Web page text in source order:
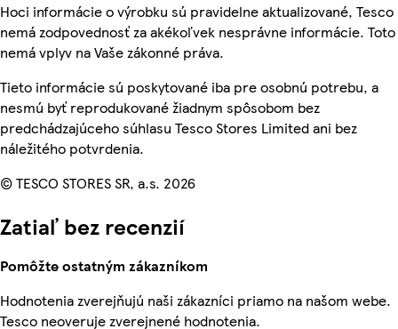
Hoci informácie o výrobku sú pravidelne aktualizované, Tesco
nemá zodpovednosť za akékoľvek nesprávne informácie. Toto
nemá vplyv na Vaše zákonné práva.
Tieto informácie sú poskytované iba pre osobnú potrebu, a
nesmú byť reprodukované žiadnym spôsobom bez
predchádzajúceho súhlasu Tesco Stores Limited ani bez
náležitého potvrdenia.
© TESCO STORES SR, a.s. 2026
Zatiaľ bez recenzií
Pomôžte ostatným zákazníkom
Hodnotenia zverejňujú naši zákazníci priamo na našom webe.
Tesco neoveruje zverejnené hodnotenia.